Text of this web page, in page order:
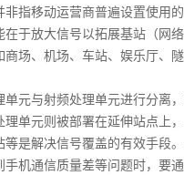
移动运营商普遍设置使用的
放大信号以拓展基站（网
商场、机场、车站、娱乐厅
与射频处理单元进行分离
理单元则被部署在延伸站点
解决信号覆盖的有效手段
手机通信质量差等问题时，